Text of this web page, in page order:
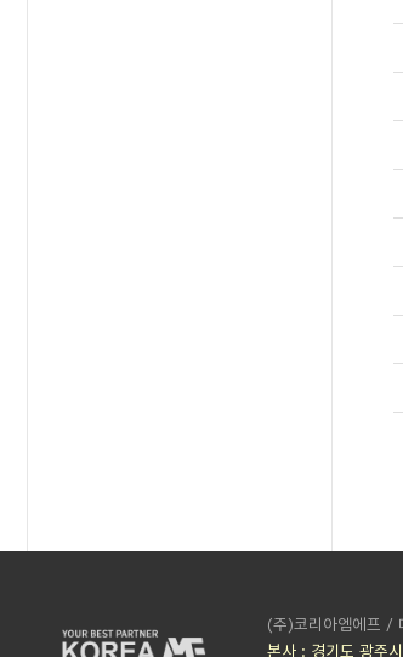
(주)코리아엠에프 /
본사 : 경기도 광주